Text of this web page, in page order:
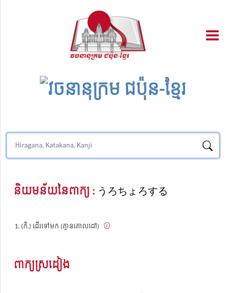
និយមន័យនៃពាក្យ : うろちょろする
(កិ.) ដើរទៅមក (គ្មានគោលដៅ)
ពាក្យស្រដៀង